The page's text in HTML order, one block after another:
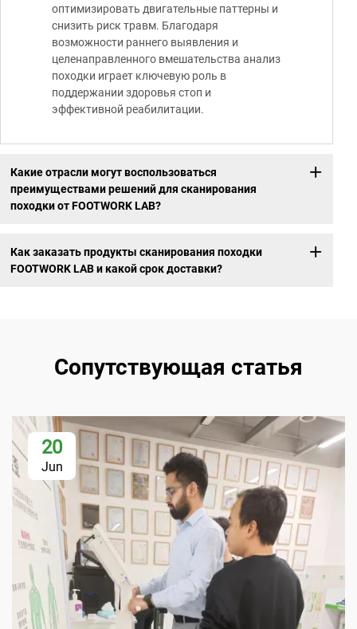
оптимизировать двигательные паттерны и
снизить риск травм. Благодаря
возможности раннего выявления и
целенаправленного вмешательства анализ
походки играет ключевую роль в
поддержании здоровья стоп и
эффективной реабилитации.
Какие отрасли могут воспользоваться
преимуществами решений для сканирования
походки от FOOTWORK LAB?
Как заказать продукты сканирования походки
FOOTWORK LAB и какой срок доставки?
Сопутствующая статья
20
Jun